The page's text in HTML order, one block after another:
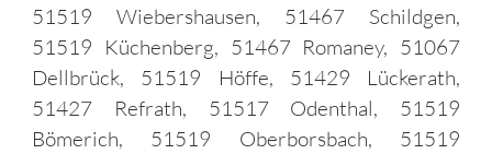
51519 Wiebershausen, 51467 Schildgen,
51519 Küchenberg, 51467 Romaney, 51067
Dellbrück, 51519 Höffe, 51429 Lückerath,
51427 Refrath, 51517 Odenthal, 51519
Bömerich, 51519 Oberborsbach, 51519